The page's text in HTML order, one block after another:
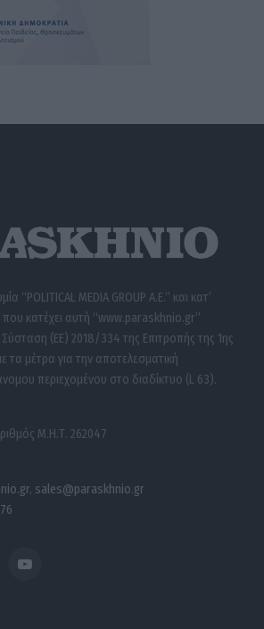
“POLITICAL MEDIA GROUP A.E.” και κατ’
κατέχει αυτή “www.paraskhnio.gr”
(ΕΕ) 2018/334 της Επιτροπής της 1ης
τα μέτρα για την αποτελεσματική
περιεχομένου στο διαδίκτυο (L 63).
Μ.Η.Τ. 262047
, sales@paraskhnio.gr
YouTube